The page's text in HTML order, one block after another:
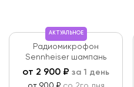
АКТУАЛЬНОЕ
Радиомикрофон
Sennheiser шампань
от 2 900 ₽ за 1 день